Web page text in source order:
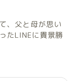
、父と母が思い
たLINEに貴景勝